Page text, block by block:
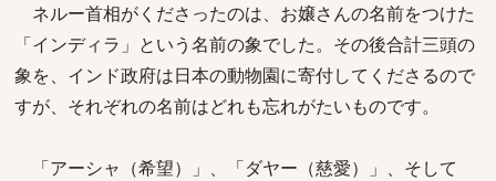
ネルー首相がくださったのは、お嬢さんの名前をつけた
「インディラ」という名前の象でした。その後合計三頭の
象を、インド政府は日本の動物園に寄付してくださるので
すが、それぞれの名前はどれも忘れがたいものです。
「アーシャ（希望）」、「ダヤー（慈愛）」、そして